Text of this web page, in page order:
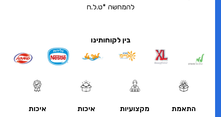
להמחשה *ט.ל.ח
בין לקוחותינו
התאמת
מקצועיות
איכות
איכות